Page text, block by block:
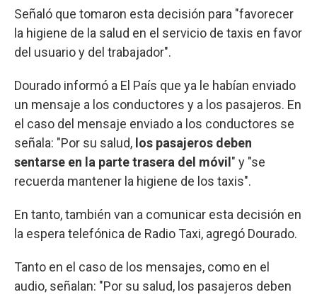
Señaló que tomaron esta decisión para "favorecer
la higiene de la salud en el servicio de taxis en favor
del usuario y del trabajador".
Dourado informó a El País que ya le habían enviado
un mensaje a los conductores y a los pasajeros. En
el caso del mensaje enviado a los conductores se
señala: "Por su salud, los pasajeros deben
sentarse en la parte trasera del móvil " y "se
recuerda mantener la higiene de los taxis".
En tanto, también van a comunicar esta decisión en
la espera telefónica de Radio Taxi, agregó Dourado.
Tanto en el caso de los mensajes, como en el
audio, señalan: "Por su salud, los pasajeros deben